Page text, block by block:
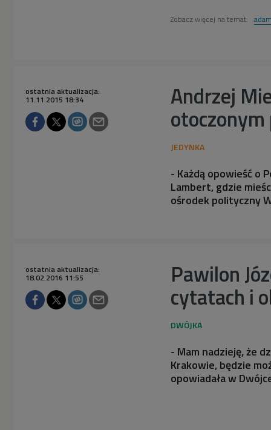
nieludzkiej ziemi", czyta
Adam Ferency - odc. 8.
(To się czyta/Dwójka)
Zobacz więcej na temat:
Andrzej
ostatnia aktualizacja:
11.11.2015 18:34
- Każdą opowieść o
Lambert, gdzie
ośrodek polityczny
Pawilon
cytatach i
ostatnia aktualizacja:
18.02.2016 11:55
- Mam nadzieję, że
Krakowie, będzie
opowiadała w